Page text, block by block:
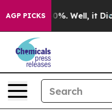
AGP PICKS40%. Well, it Didn’t